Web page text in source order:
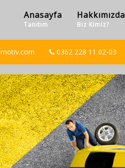
Anasayfa
Tanıtım
Hakkımızda
Biz Kimiz?
0362 228 11 02-03